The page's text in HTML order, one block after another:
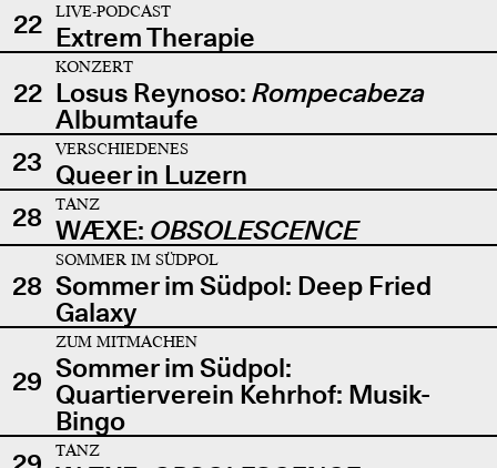
22
LIVE-PODCAST
Extrem Therapie
22
KONZERT
Losus Reynoso: Rompecabeza
Albumtaufe
23
VERSCHIEDENES
Queer in Luzern
28
TANZ
WÆXE: OBSOLESCENCE
28
SOMMER IM SÜDPOL
Sommer im Südpol: Deep Fried
Galaxy
29
ZUM MITMACHEN
Sommer im Südpol:
Quartierverein Kehrhof: Musik-
Bingo
TANZ